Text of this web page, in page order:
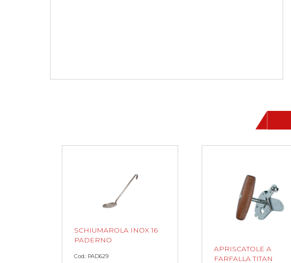
SCHIUMAROLA INOX 16
PADERNO
Cod.: PAD629
APRISCATOLE A
FARFALLA TITAN